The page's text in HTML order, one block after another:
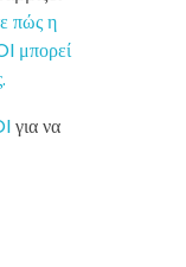
πώς η
μπορεί
για να